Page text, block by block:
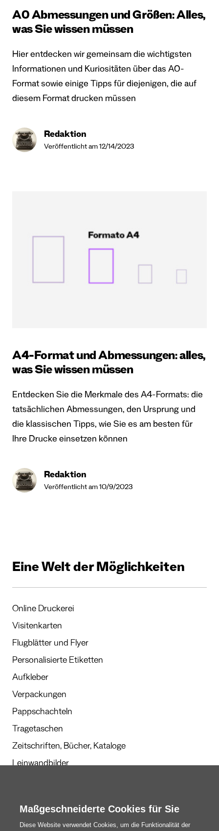
A0 Abmessungen und Größen: Alles,
was Sie wissen müssen
Hier entdecken wir gemeinsam die wichtigsten
Informationen und Kuriositäten über das A0-
Format sowie einige Tipps für diejenigen, die auf
diesem Format drucken müssen
Redaktion
Veröffentlicht am 12/14/2023
A4-Format und Abmessungen: alles,
was Sie wissen müssen
Entdecken Sie die Merkmale des A4-Formats: die
tatsächlichen Abmessungen, den Ursprung und
die klassischen Tipps, wie Sie es am besten für
Ihre Drucke einsetzen können
Redaktion
Veröffentlicht am 10/9/2023
Eine Welt der Möglichkeiten
Online Druckerei
Visitenkarten
Flugblätter und Flyer
Personalisierte Etiketten
Aufkleber
Verpackungen
Pappschachteln
Tragetaschen
Zeitschriften, Bücher, Kataloge
Leinwandbilder
Maßgeschneiderte Cookies für Sie
Diese Website verwendet Cookies, um die Funktionalität der